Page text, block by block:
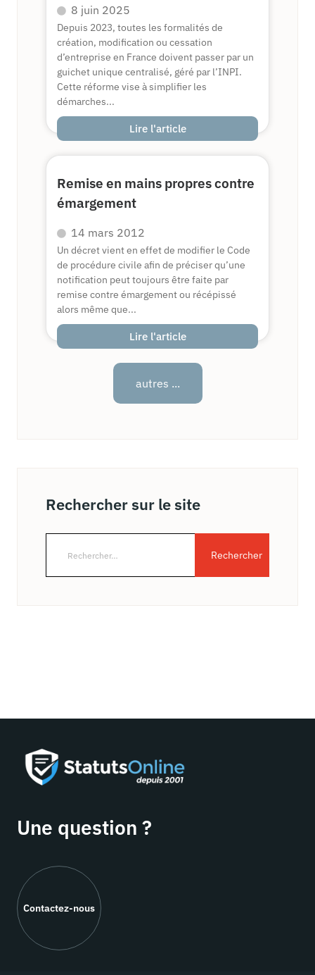
8 juin 2025
Depuis 2023, toutes les formalités de
création, modification ou cessation
d’entreprise en France doivent passer par un
guichet unique centralisé, géré par l’INPI.
Cette réforme vise à simplifier les
démarches...
Lire l'article
Remise en mains propres contre
émargement
14 mars 2012
Un décret vient en effet de modifier le Code
de procédure civile afin de préciser qu’une
notification peut toujours être faite par
remise contre émargement ou récépissé
alors même que...
Lire l'article
autres ...
Rechercher sur le site
Une question ?
Contactez-nous